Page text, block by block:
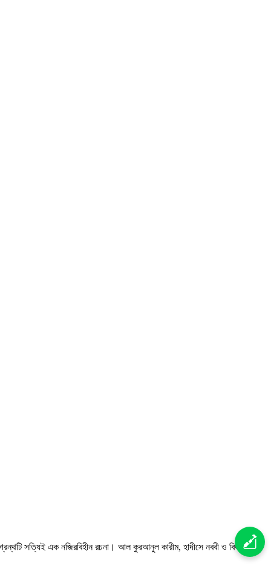
সত্যিই এক নজিরবিহীন রচনা। আল কুরআনুল কারীম, হাদীসে নববী ও বিশুদ্ধ